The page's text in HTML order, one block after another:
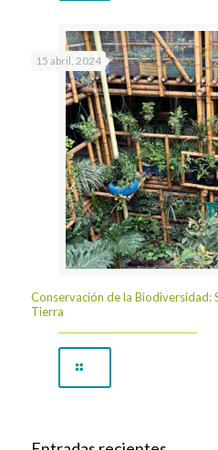
15 abril, 2024
Conservación de la Biodiversidad:
Tierra